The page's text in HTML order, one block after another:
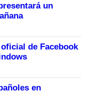
un
de Facebook
en